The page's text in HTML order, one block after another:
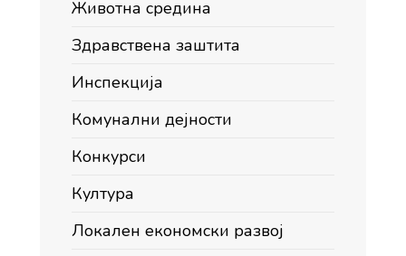
Животна средина
Здравствена заштита
Инспекција
Комунални дејности
Конкурси
Култура
Локален економски развој